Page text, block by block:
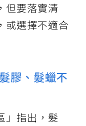
但要落實清
或選擇不適合
膠、髮蠟不
」指出，髮